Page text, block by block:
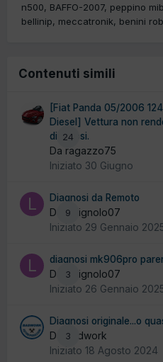
n500
BAFFO-2007 peppino
bellinip
meccatronik benini
Contenuti simili
24
[Fiat Panda 05/2006
Diesel] Vettura non
diagnosi.
Da ragazzo75
Iniziato 30 Giugno
9
Diagnosi da Remoto
Da lucignolo07
Iniziato 29 Gennaio
3
diagnosi mk906pro
Da lucignolo07
Iniziato 26 Gennaio
3
Diagnosi originale...o
Da badwork
Iniziato 18 Agosto 2024